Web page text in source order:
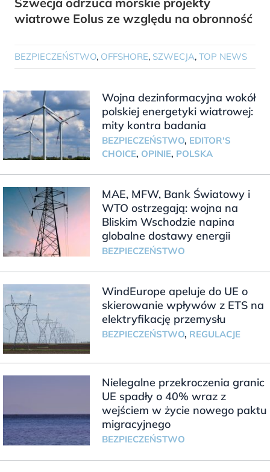
wiatrowe Eolus ze względu na obronność
BEZPIECZEŃSTWO, OFFSHORE, SZWECJA,TOP NEWS
Wojna dezinformacyjna wokół
polskiej energetyki wiatrowej:
mity kontra badania
BEZPIECZEŃSTWO, EDITOR'S
CHOICE, OPINIE, POLSKA
MAE, MFW, Bank Światowy i
WTO ostrzegają: wojna na
Bliskim Wschodzie napina
globalne dostawy energii
BEZPIECZEŃSTWO
WindEurope apeluje do UE o
skierowanie wpływów z ETS na
elektryfikację przemysłu
BEZPIECZEŃSTWO, REGULACJE
Nielegalne przekroczenia granic
UE spadły o 40% wraz z
wejściem w życie nowego paktu
migracyjnego
BEZPIECZEŃSTWO